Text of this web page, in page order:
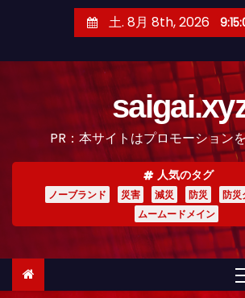
土. 8月 8th, 2026
PR：本サイトはプロモーション
人気のタグ
ノーブランド 災害 減災 防災 防災
ムームードメイン